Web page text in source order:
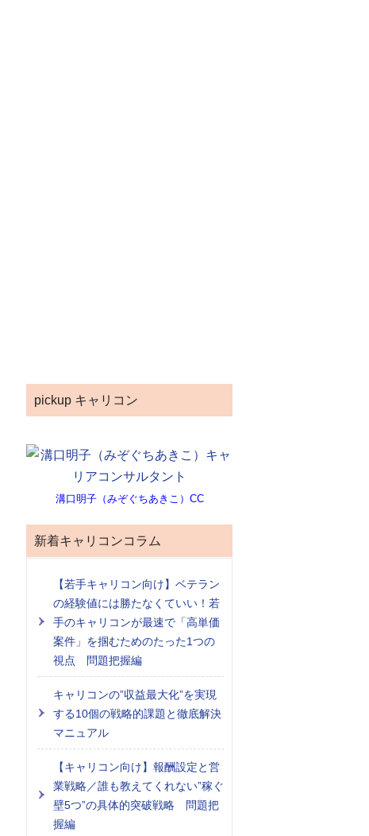
pickup キャリコン
溝口明子（みぞぐちあきこ）CC
新着キャリコンコラム
【若手キャリコン向け】ベテラン
の経験値には勝たなくていい！若
手のキャリコンが最速で「高単価
案件」を掴むためのたった1つの
視点 問題把握編
キャリコンの”収益最大化”を実現
する10個の戦略的課題と徹底解決
マニュアル
【キャリコン向け】報酬設定と営
業戦略／誰も教えてくれない”稼ぐ
壁5つ”の具体的突破戦略 問題把
握編